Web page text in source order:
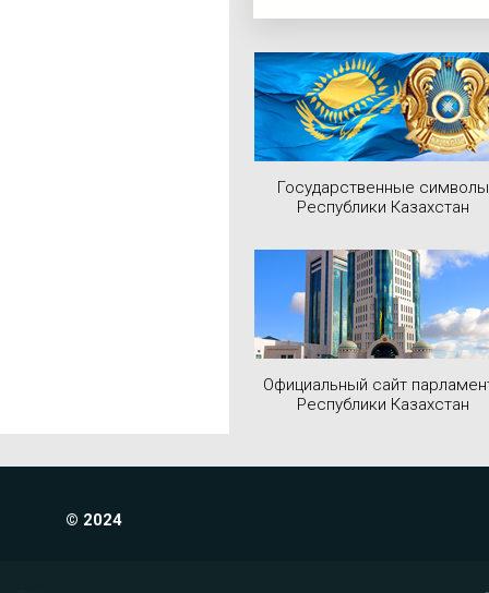
Государственные символы
Республики Казахстан
Официальный сайт
Республики Казахстан
© 2024